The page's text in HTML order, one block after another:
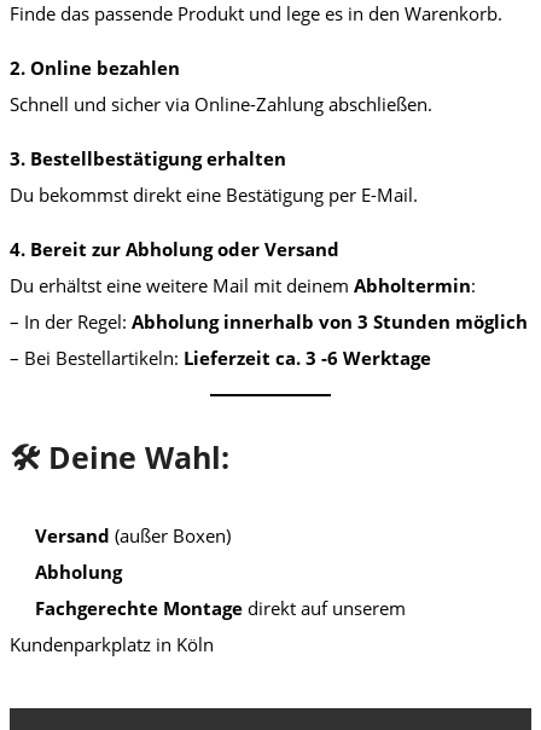
Finde das passende Produkt und lege es in den Warenkorb.
2. Online bezahlen
Schnell und sicher via Online-Zahlung abschließen.
3. Bestellbestätigung erhalten
Du bekommst direkt eine Bestätigung per E-Mail.
4. Bereit zur Abholung oder Versand
Du erhältst eine weitere Mail mit deinem Abholtermin:
– In der Regel: Abholung innerhalb von 3 Stunden möglich
– Bei Bestellartikeln: Lieferzeit ca. 3 -6 Werktage
🛠️ Deine Wahl:
Versand (außer Boxen)
Abholung
Fachgerechte Montage direkt auf unserem
Kundenparkplatz in Köln